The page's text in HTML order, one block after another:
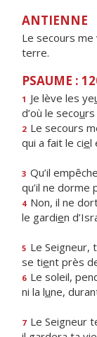
ANTIENNE
Le secours me
terre.
PSAUME :
1 Je lève les ye
d’où le secours
2 Le secours
qui a fait le ciel
3 Qu’il
qu’il ne dorme
4 Non, il ne
le gardien
5 Le Seigneur,
se tient près
6 Le soleil,
ni la lune,
7 Le Seigneur